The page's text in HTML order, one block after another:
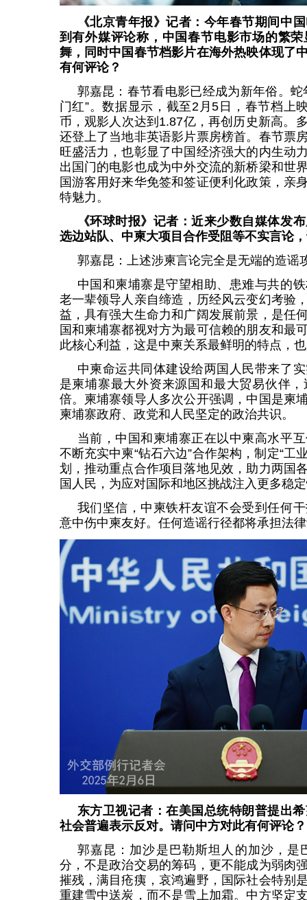
《北京青年报》记者：今年春节期间中
到有外媒评论称，中国春节电影市场的繁
舞，同时中国春节档影片在海外热映体现了
有何评论？
郭嘉昆：春节看电影已经成为新年俗。
门红”。数据显示，截至2月5日，春节档上
币，观影人次达到1.87亿，再创历史新高。
还登上了当地非英语影片票房榜首。春节票
旺盛活力，也彰显了中国经济强大的内生动
出国门的电影也成为中外交流的新桥梁和世
国游客用好来华免签和签证便利化政策，亲
特魅力。
《环球时报》记者：近来少数自媒体发
选边站队、中柬大项目合作受阻等不实言论
郭嘉昆：上述涉柬言论完全是无端的造谣
中国和柬埔寨是守望相助、患难与共的
老一辈领导人亲自缔造，历经风云变幻考验
益，具有强大生命力和广阔发展前景，是任
国和柬埔寨都视对方为最可信赖的朋友和最
此核心利益，这是中柬关系最鲜明的特点，
中柬命运共同体建设给两国人民带来了
是柬埔寨最大外资来源国和最大贸易伙伴
倍。柬埔寨领导人多次公开强调，中国是柬
柬埔寨政府、政党和人民坚定的政治共识。
当前，中国和柬埔寨正在以中柬高水平
不断充实中柬“钻石六边”合作架构，制定“工
划，推动重点合作项目落地见效，助力两国
国人民，为应对国际和地区挑战注入更多稳
我们坚信，中柬铁杆友谊不会受到任何
意中伤中柬友好。任何造谣行径都将承担法
东方卫视记者：在美国总统特朗普提出
社会普遍表示反对。请问中方对此有何评论？
郭嘉昆：加沙是巴勒斯坦人的加沙，是
分，不是政治交易的筹码，更不能成为弱肉
摧残，满目疮痍，哀鸿遍野，国际社会特别
重建雪中送炭，而不是雪上加霜。中方坚定